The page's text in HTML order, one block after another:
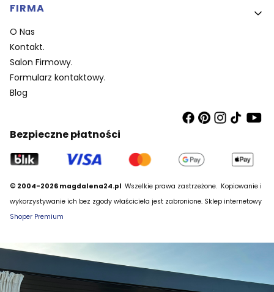
FIRMA
O Nas
Kontakt.
Salon Firmowy.
Formularz kontaktowy.
Blog
Bezpieczne płatności
© 2004-2026 magdalena24.pl Wszelkie prawa zastrzeżone. Kopiowanie i
wykorzystywanie ich bez zgody właściciela jest zabronione. Sklep internetowy
Shoper Premium